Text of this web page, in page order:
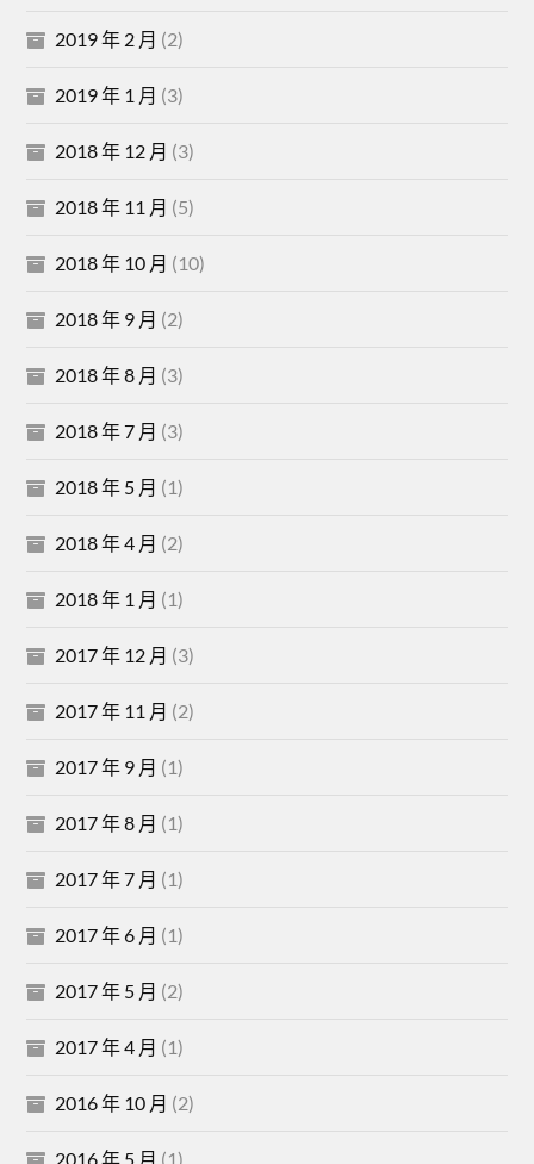
2019 年 2 月 (2)
2019 年 1 月 (3)
2018 年 12 月 (3)
2018 年 11 月 (5)
2018 年 10 月 (10)
2018 年 9 月 (2)
2018 年 8 月 (3)
2018 年 7 月 (3)
2018 年 5 月 (1)
2018 年 4 月 (2)
2018 年 1 月 (1)
2017 年 12 月 (3)
2017 年 11 月 (2)
2017 年 9 月 (1)
2017 年 8 月 (1)
2017 年 7 月 (1)
2017 年 6 月 (1)
2017 年 5 月 (2)
2017 年 4 月 (1)
2016 年 10 月 (2)
2016 年 5 月 (1)